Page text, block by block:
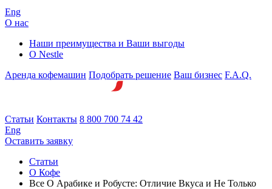
Eng
О нас
Наши преимущества и Ваши выгоды
О Nestle
Аренда кофемашин Подобрать решение Ваш бизнес F.A.Q.
Статьи Контакты 8 800 700 74 42
Eng
Оставить заявку
Статьи
О Кофе
Все О Арабике и Робусте: Отличие Вкуса и Не Только